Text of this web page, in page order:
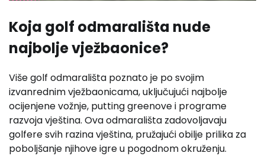
Koja golf odmarališta nude
najbolje vježbaonice?
Više golf odmarališta poznato je po svojim
izvanrednim vježbaonicama, uključujući najbolje
ocijenjene vožnje, putting greenove i programe
razvoja vještina. Ova odmarališta zadovoljavaju
golfere svih razina vještina, pružajući obilje prilika za
poboljšanje njihove igre u pogodnom okruženju.